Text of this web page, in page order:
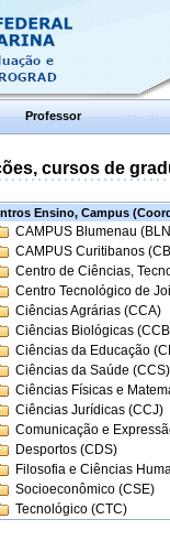
Professor
cursos de
Ensino, Campus
CAMPUS Blumenau
CAMPUS Curitibanos
Centro de Ciências,
Centro Tecnológico de
Ciências Agrárias (CCA)
Ciências Biológicas
Ciências da Educação
Ciências da Saúde (CCS)
Ciências Físicas e
Ciências Jurídicas (CCJ)
Comunicação e
Desportos (CDS)
Filosofia e Ciências
Socioeconômico (CSE)
Tecnológico (CTC)